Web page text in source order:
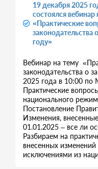
19 декабря 2025
состоялся вебинар
«Практические
законодательства
году»
Вебинар на тему
законодательства о
2025 года в 10:00 по
Практические
национального
Постановление
Изменения,
01.01.2025 – все ли
Разбираем на
внесенных
исключениями из